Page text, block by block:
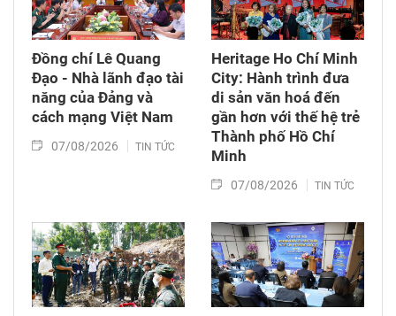
Đồng chí Lê Quang
Đạo - Nhà lãnh đạo tài
năng của Đảng và
cách mạng Việt Nam​
07/08/2026 TIN TỨC
Heritage Ho Chí Minh
City: Hành trình đưa
di sản văn hoá đến
gần hơn với thế hệ trẻ
Thành phố Hồ Chí
Minh
07/08/2026 TIN TỨC